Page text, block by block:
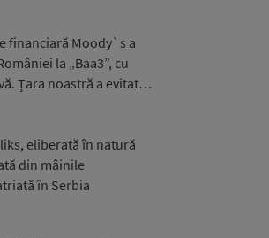
financiară Moody`s a
la „Baa3”, cu
Țara noastră a evitat…
eliberată în natură
din mâinile
în Serbia